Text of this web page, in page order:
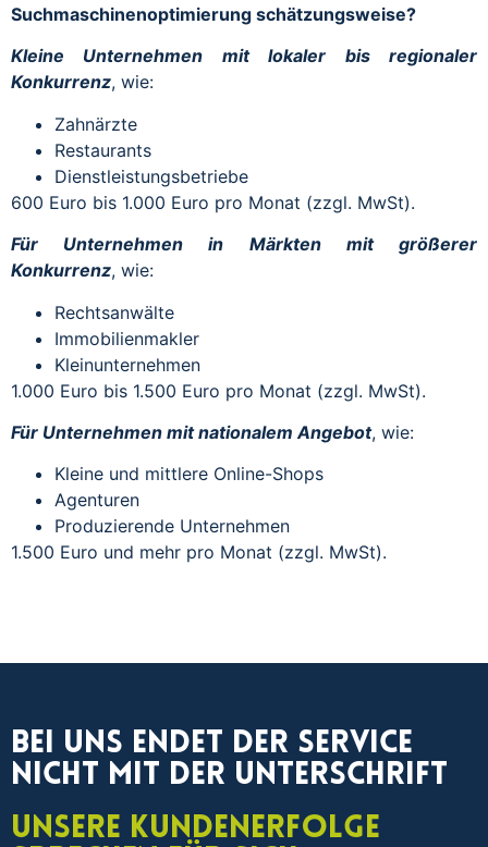
Suchmaschinenoptimierung schätzungsweise?
Kleine Unternehmen mit lokaler bis regionaler
Konkurrenz, wie:
Zahnärzte
Restaurants
Dienstleistungsbetriebe
600 Euro bis 1.000 Euro pro Monat (zzgl. MwSt).
Für Unternehmen in Märkten mit größerer
Konkurrenz, wie:
Rechtsanwälte
Immobilienmakler
Kleinunternehmen
1.000 Euro bis 1.500 Euro pro Monat (zzgl. MwSt).
Für Unternehmen mit nationalem Angebot, wie:
Kleine und mittlere Online-Shops
Agenturen
Produzierende Unternehmen
1.500 Euro und mehr pro Monat (zzgl. MwSt).
Bei uns endet der Service
nicht mit der Unterschrift
Unsere Kundenerfolge